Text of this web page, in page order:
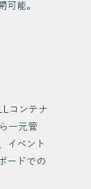
可能。
コンテナ
一元管
イベント
ードでの